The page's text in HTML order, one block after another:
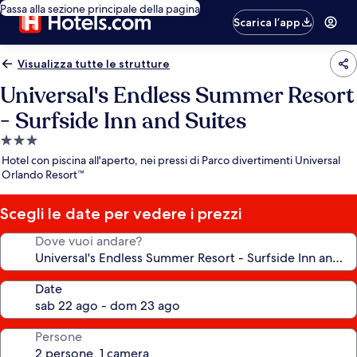
Passa alla sezione principale della pagina
Scarica l’app
Visualizza tutte le strutture
Universal's Endless Summer Resort
- Surfside Inn and Suites
Struttura
a
3.0
stelle
Hotel con piscina all'aperto, nei pressi di Parco divertimenti Universal
Orlando Resort™
Scegli le date per vedere i prezzi
Dove vuoi andare?
Date
Persone